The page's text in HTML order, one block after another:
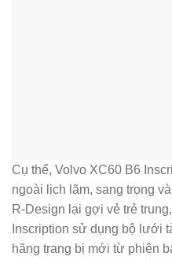
Cụ thể, Volvo XC60 B6
ngoài lịch lãm, sang trọng
R-Design lại gợi vẻ trẻ
Inscription sử dụng bộ lưới
hãng trang bị mới từ phiên